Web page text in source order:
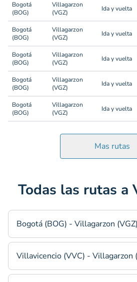
Bogotá
(BOG)
Villagarzon
(VGZ)
Ida y vuelta
Bogotá
(BOG)
Villagarzon
(VGZ)
Ida y vuelta
Bogotá
(BOG)
Villagarzon
(VGZ)
Ida y vuelta
Bogotá
(BOG)
Villagarzon
(VGZ)
Ida y vuelta
Bogotá
(BOG)
Villagarzon
(VGZ)
Ida y vuelta
Mas rutas
Todas las rutas a
Bogotá (BOG) - Villagarzon (VGZ)
Villavicencio (VVC) - Villagarzon